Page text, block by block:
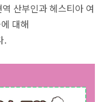
산부인과 헤스티아 여
대해
.